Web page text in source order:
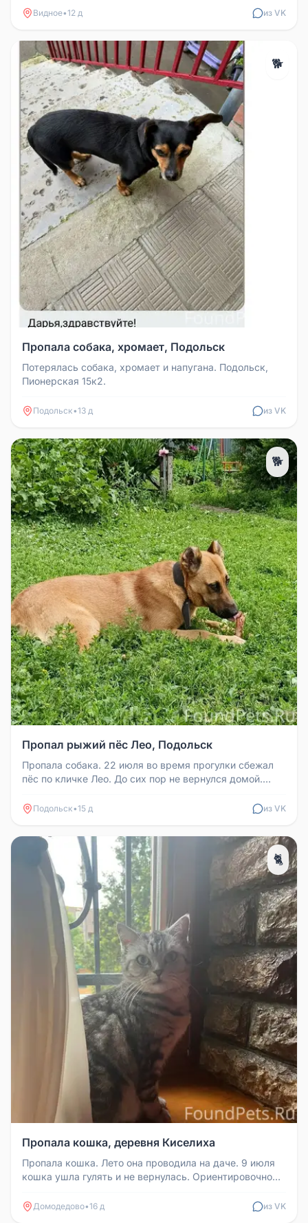
Видное•12 д из VK
🐕
Пропала собака, хромает, Подольск
Потерялась собака, хромает и напугана. Подольск,
Пионерская 15к2.
Подольск•13 д из VK
🐕
Пропал рыжий пёс Лео, Подольск
Пропала собака. 22 июля во время прогулки сбежал
пёс по кличке Лео. До сих пор не вернулся домой.
Подольск•15 д из VK
🐈
Пропала кошка, деревня Киселиха
Пропала кошка. Лето она проводила на даче. 9 июля
кошка ушла гулять и не вернулась. Ориентировочно
Домодедово•16 д из VK